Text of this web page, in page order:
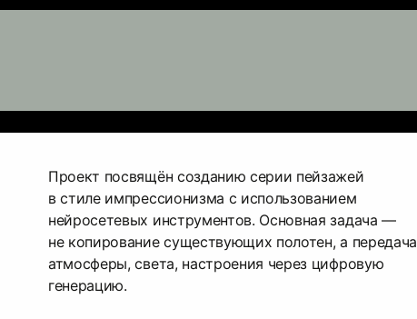
Проект посвящён созданию серии пейзажей
в стиле импрессионизма с использованием
нейросетевых инструментов. Основная задача —
не копирование существующих полотен, а передача
атмосферы, света, настроения через цифровую
генерацию.